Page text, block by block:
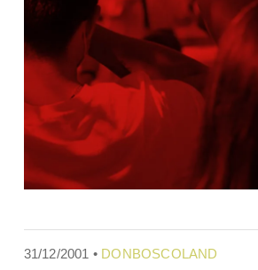
31/12/2001 • DONBOSCOLAND